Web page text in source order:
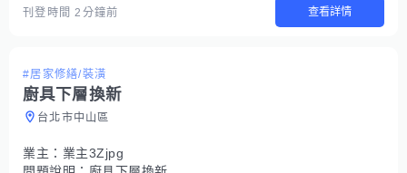
刊登時間2分鐘前 查看詳情
#居家修繕/裝潢
廚具下層換新
台北市中山區
業主： 業主3Zjpg